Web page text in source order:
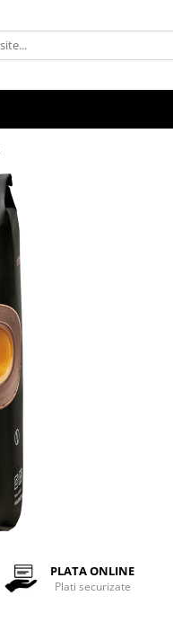
PLATA ONLINE
Plati securizate